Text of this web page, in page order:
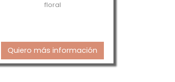
floral
Quiero más información